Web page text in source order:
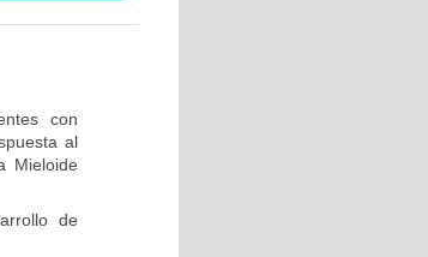
con
al
Mieloide
de